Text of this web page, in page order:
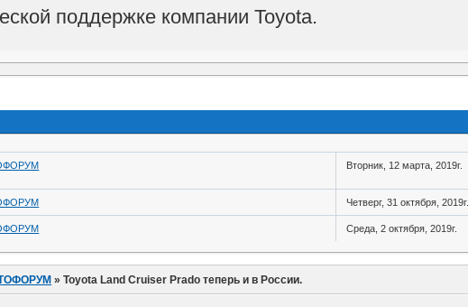
поддержке компании Toyota.
Вторник, 12 марта, 2019г.
Четверг, 31 октября, 2019г.
Среда, 2 октября, 2019г.
»Toyota Land Cruiser Prado теперь и в России.